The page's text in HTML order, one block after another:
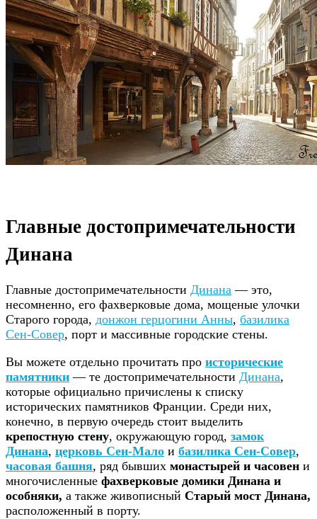
Главные достопримечательности
Динана
Главные достопримечательности Динана — это,
несомненно, его фахверковые дома, мощеные улочки
Старого города, донжон герцогини Анны, базилика
Сен-Совер, порт и массивные городские стены.
Вы можете отдельно прочитать про исторические
памятники — те достопримечательности Динана,
которые официально причислены к списку
исторических памятников Франции. Среди них,
конечно, в первую очередь стоит выделить
крепостную стену, окружающую город, замок
Динана, церковь Сен-Мало и базилика Сен-Совер,
часовая башня, ряд бывших монастырей и часовен и
многочисленные фахверковые домики Динана и
особняки, а также живописный Старый мост Динана,
расположенный в порту.